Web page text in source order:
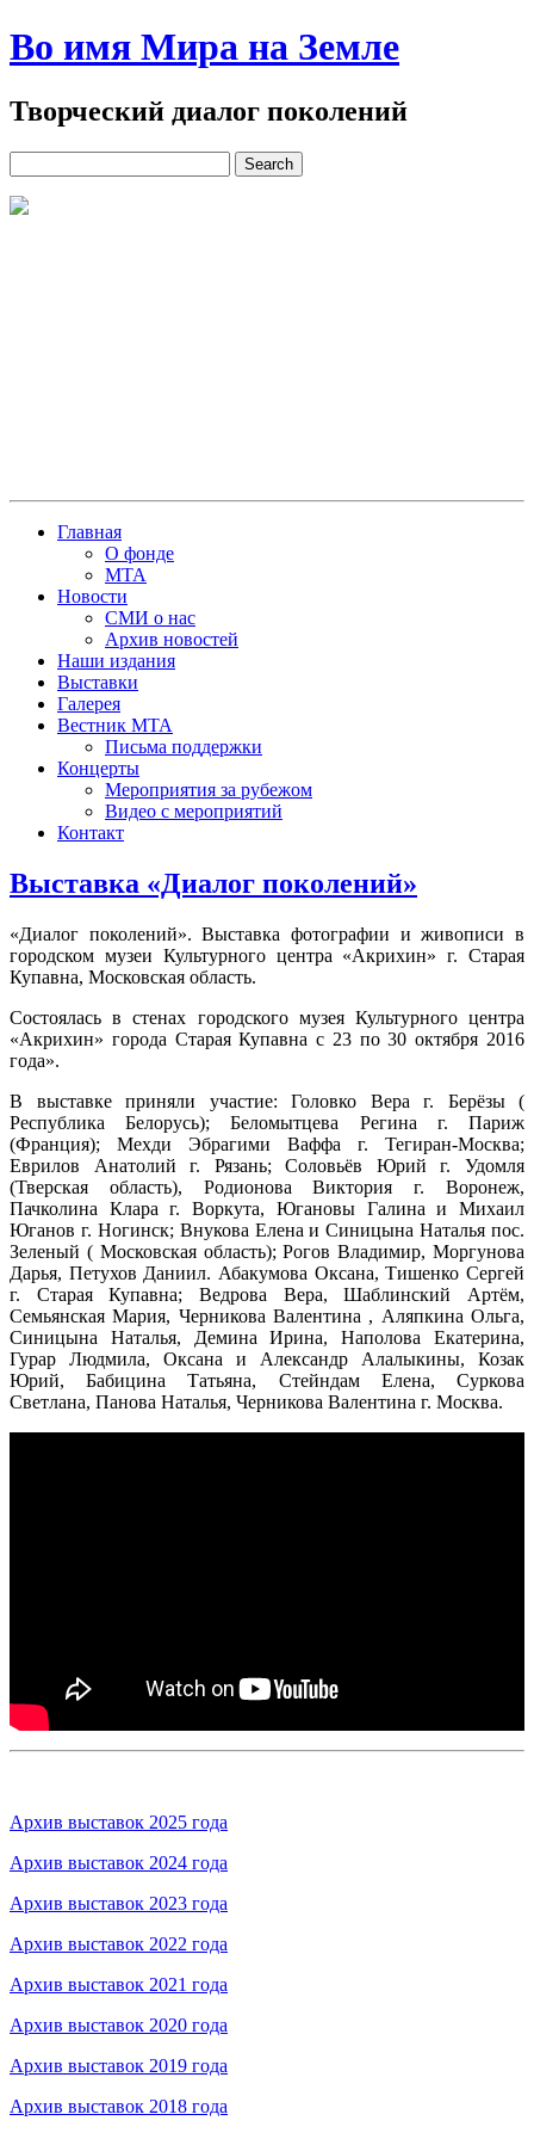
Во имя Мира на Земле
Творческий диалог поколений
Главная
О фонде
МТА
Новости
СМИ о нас
Архив новостей
Наши издания
Выставки
Галерея
Вестник МТА
Письма поддержки
Концерты
Мероприятия за рубежом
Видео с мероприятий
Контакт
Выставка «Диалог поколений»
«Диалог поколений». Выставка фотографии и живописи в
городском музеи Культурного центра «Акрихин» г. Старая
Купавна, Московская область.
Состоялась в стенах городского музея Культурного центра
«Акрихин» города Старая Купавна с 23 по 30 октября 2016
года».
В выставке приняли участие: Головко Вера г. Берёзы (
Республика Белорусь); Беломытцева Регина г. Париж
(Франция); Мехди Эбрагими Ваффа г. Тегиран-Москва;
Еврилов Анатолий г. Рязань; Соловьёв Юрий г. Удомля
(Тверская область), Родионова Виктория г. Воронеж,
Пачколина Клара г. Воркута, Югановы Галина и Михаил
Юганов г. Ногинск; Внукова Елена и Синицына Наталья пос.
Зеленый ( Московская область); Рогов Владимир, Моргунова
Дарья, Петухов Даниил. Абакумова Оксана, Tишенко Сергей
г. Старая Купавна; Ведрова Вера, Шаблинский Артём,
Семьянская Мария, Черникова Валентина , Аляпкина Ольга,
Синицына Наталья, Демина Ирина, Наполова Екатерина,
Гурар Людмила, Оксана и Александр Алалыкины, Козак
Юрий, Бабицина Татьяна, Стейндам Елена, Суркова
Светлана, Панова Наталья, Черникова Валентина г. Москва.
Архив выставок 2025 года
Архив выставок 2024 года
Архив выставок 2023 года
Архив выставок 2022 года
Архив выставок 2021 года
Архив выставок 2020 года
Архив выставок 2019 года
Архив выставок 2018 года